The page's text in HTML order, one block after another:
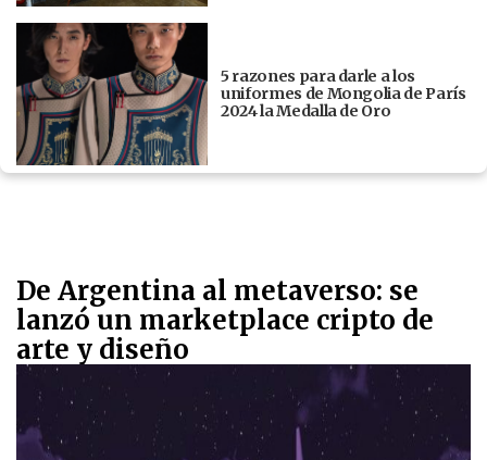
5 razones para darle a los
uniformes de Mongolia de París
2024 la Medalla de Oro
De Argentina al metaverso: se
lanzó un marketplace cripto de
arte y diseño